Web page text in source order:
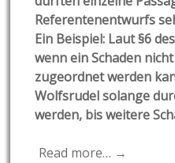
Referentenentwurfs
Ein Beispiel: Laut §6
wenn ein Schaden
zugeordnet werden
Wolfsrudel solange
werden, bis weitere
Read more… →